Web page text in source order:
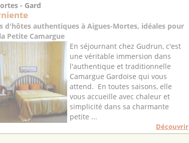
- Gard
d'hôtes authentiques à Aigues-Mortes, idéales pour
Petite Camargue
En séjournant chez Gudrun, c'est
une véritable immersion dans
l'authentique et traditionnelle
Camargue Gardoise qui vous
attend. En toutes saisons, elle
vous accueille avec chaleur et
simplicité dans sa charmante
petite ...
Découvrir